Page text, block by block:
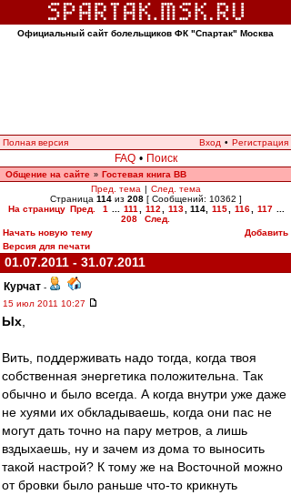
Официальный сайт болельщиков ФК "Спартак" Москва
Полная версия Вход • Регистрация
FAQ • Поиск
Общение на сайте » Гостевая книга ВВ
Пред. тема | След. тема
Страница 114из 208[ Сообщений: 10362 ]
На страницу Пред. 1 111 112 113 114, 115 116 117
208
След.
Начать новую тему
Добавить
Версия для печати
01.07.2011 - 31.07.2011
Курчат -
15 июл 2011 10:27
Ых
Вить, поддерживать надо тогда, когда твоя
собственная энергетика положительна. Так
обычно и было всегда. А когда внутри уже даже
не хуями их обкладываешь, когда они пас не
могут дать точно на пару метров, а лишь
вздыхаешь, ну и зачем из дома то выносить
такой настрой? К тому же на Восточной можно
от бровки было раньше что-то крикнуть